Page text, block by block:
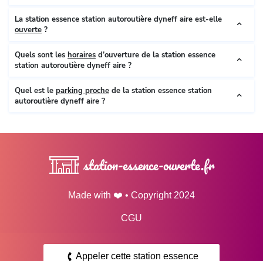
La station essence station autoroutière dyneff aire est-elle
ouverte ?
Quels sont les horaires d’ouverture de la station essence
station autoroutière dyneff aire ?
Quel est le parking proche de la station essence station
autoroutière dyneff aire ?
station-essence-ouverte.fr
Made with ❤️ • Copyright 2024
CGU
Données personnelles
Appeler cette station essence